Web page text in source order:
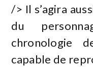
/> Il s’agira
du
chronologie
capable de